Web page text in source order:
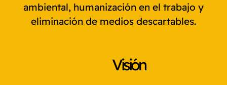
ambiental, humanización en el trabajo y
eliminación de medios descartables.
Visión